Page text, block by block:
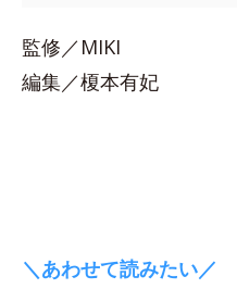
監修／MIKI
編集／榎本有妃
＼あわせて読みたい／